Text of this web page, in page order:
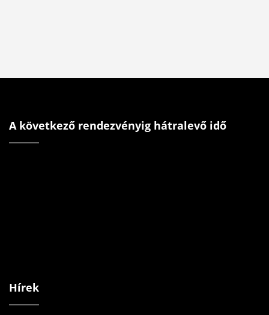
A következő rendezvényig hátralevő idő
Hírek